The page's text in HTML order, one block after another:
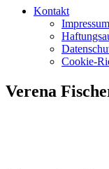
Kontakt
Impressum
Cookie-
Verena